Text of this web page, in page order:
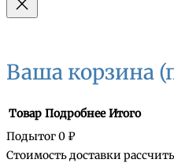
Ваша корзина
Товар Подробнее Итого
Подытог0 ₽
Стоимость доставки